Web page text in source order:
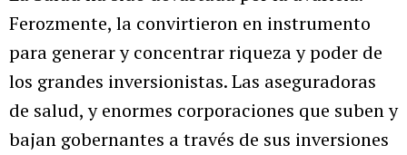
Ferozmente, la convirtieron en instrumento
para generar y concentrar riqueza y poder de
los grandes inversionistas. Las aseguradoras
de salud, y enormes corporaciones que suben y
bajan gobernantes a través de sus inversiones